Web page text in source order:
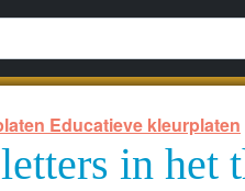
Educatieve kleurplaten
in het